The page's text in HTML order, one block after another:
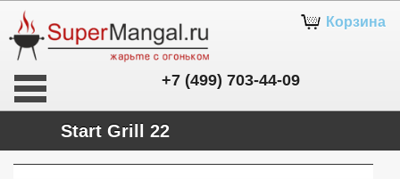
Корзина
+7 (499) 703-44-09
Start Grill 22